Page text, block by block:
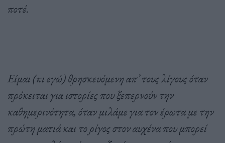
ποτέ.
Είμαι (κι εγώ) θρησκευόμενη απ’ τους λίγους όταν
πρόκειται για ιστορίες που ξεπερνούν την
καθημερινότητα, όταν μιλάμε για τον έρωτα με την
πρώτη ματιά και το ρίγος στον αυχένα που μπορεί